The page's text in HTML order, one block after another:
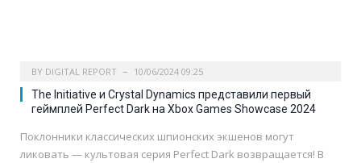
BY DIGITAL REPORT 10/06/2024 09:25
The Initiative и Crystal Dynamics представили первый
геймплей Perfect Dark на Xbox Games Showcase 2024
Поклонники классических шпионских экшенов могут
ликовать — культовая серия Perfect Dark возвращается! В